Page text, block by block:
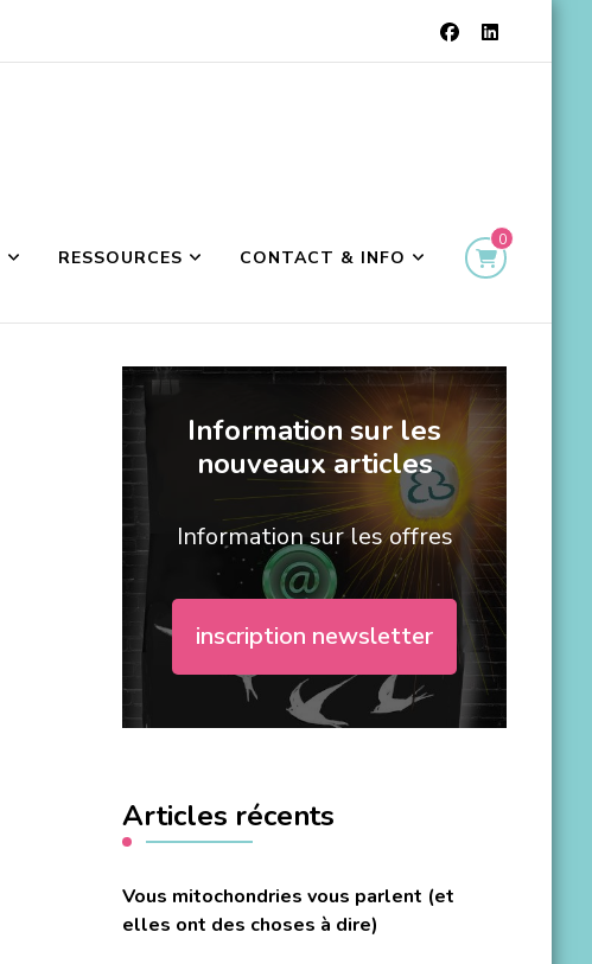
RESSOURCES CONTACT & INFO
0
Information sur les
nouveaux articles
Information sur les offres
inscription newsletter
Articles récents
Vous mitochondries vous parlent (et
elles ont des choses à dire)